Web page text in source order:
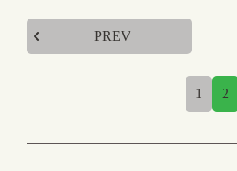
PREV
1 2